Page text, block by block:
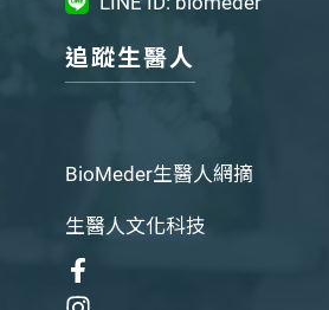
追蹤生醫人
BioMeder生醫人網摘
生醫人文化科技